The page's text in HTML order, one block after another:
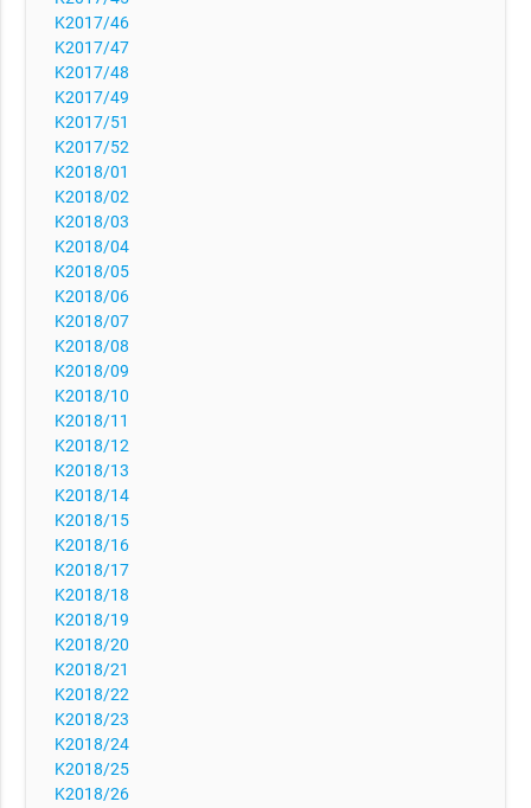
K2017/46
K2017/47
K2017/48
K2017/49
K2017/51
K2017/52
K2018/01
K2018/02
K2018/03
K2018/04
K2018/05
K2018/06
K2018/07
K2018/08
K2018/09
K2018/10
K2018/11
K2018/12
K2018/13
K2018/14
K2018/15
K2018/16
K2018/17
K2018/18
K2018/19
K2018/20
K2018/21
K2018/22
K2018/23
K2018/24
K2018/25
K2018/26